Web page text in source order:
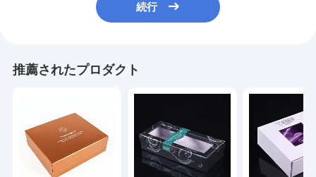
続行
推薦されたプロダクト